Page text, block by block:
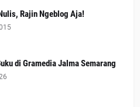
Rajin Ngeblog Aja!
di Gramedia Jalma Semarang